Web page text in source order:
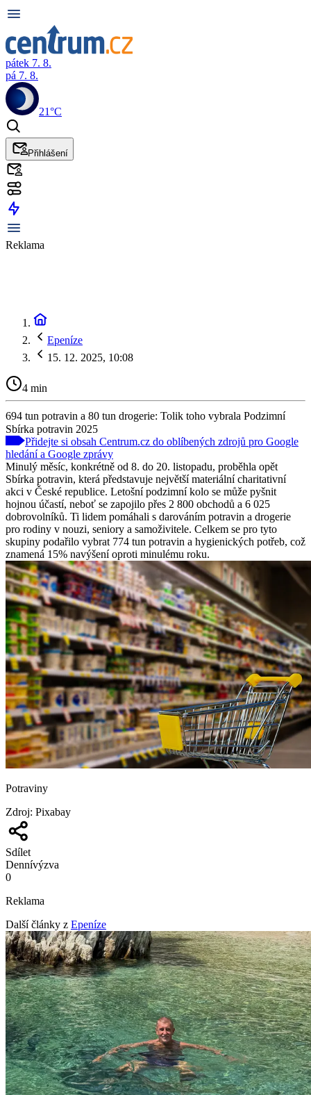
pátek 7. 8.
pá 7. 8.
21°C
Přihlášení
Reklama
Epeníze
15. 12. 2025, 10:08
4 min
694 tun potravin a 80 tun drogerie: Tolik toho vybrala Podzimní
Sbírka potravin 2025
Přidejte si obsah Centrum.cz do oblíbených zdrojů pro Google
hledání a Google zprávy
Minulý měsíc, konkrétně od 8. do 20. listopadu, proběhla opět
Sbírka potravin, která představuje největší materiální charitativní
akci v České republice. Letošní podzimní kolo se může pyšnit
hojnou účastí, neboť se zapojilo přes 2 800 obchodů a 6 025
dobrovolníků. Ti lidem pomáhali s darováním potravin a drogerie
pro rodiny v nouzi, seniory a samoživitele. Celkem se pro tyto
skupiny podařilo vybrat 774 tun potravin a hygienických potřeb, což
znamená 15% navýšení oproti minulému roku.
Potraviny
Zdroj: Pixabay
Sdílet
Dennívýzva
0
Reklama
Další články z Epeníze